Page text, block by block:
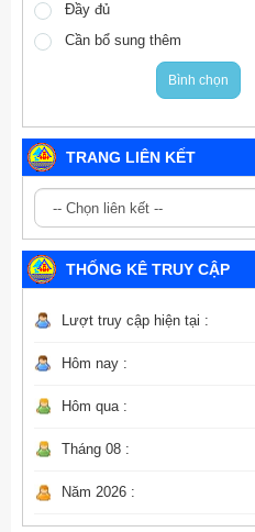
Đầy đủ
Cần bổ sung thêm
Bình chọn
TRANG LIÊN KẾT
THỐNG KÊ TRUY CẬP
Lượt truy cập hiện tại :
Hôm nay :
Hôm qua :
Tháng 08 :
Năm 2026 :